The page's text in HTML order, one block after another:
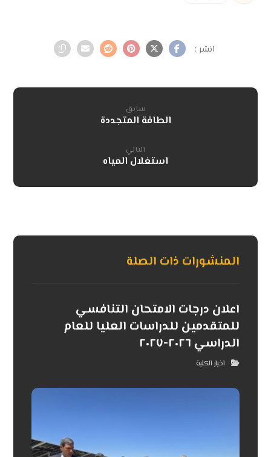
سابق
الطاقة المتجددة
التالي
استغلال المياه
المنشورات ذات الصلة
اعلان درجات الامتحان التنافسي
للمتقدمين للدراسات العليا للعام
الدراسي ٢٠٢٦-٢٠٢٧
اخبار الكلية